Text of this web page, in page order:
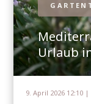
Urlaub
9. April 2026 12:10 |